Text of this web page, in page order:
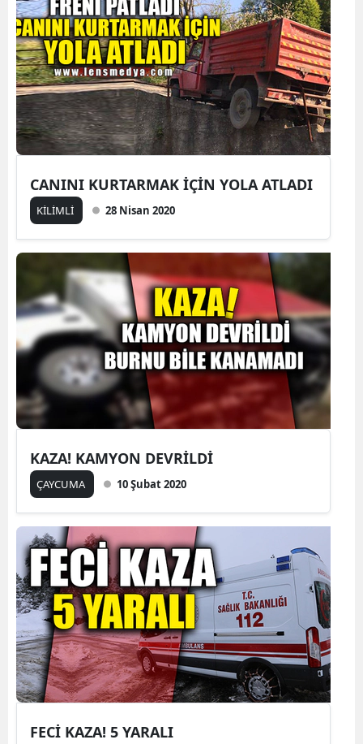
CANINI KURTARMAK İÇİN YOLA ATLADI
KİLİMLİ 28 Nisan 2020
KAZA! KAMYON DEVRİLDİ
ÇAYCUMA 10 Şubat 2020
FECİ KAZA! 5 YARALI